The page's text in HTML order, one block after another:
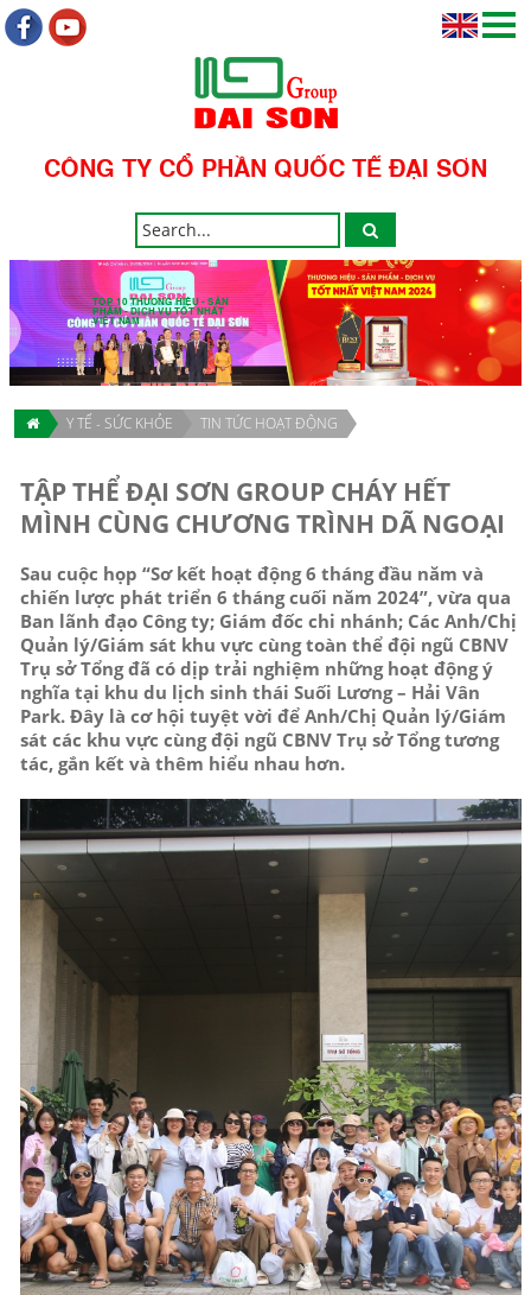
CÔNG TY CỔ PHẦN QUỐC TẾ ĐẠI SƠN
TOP 10 THƯƠNG HIỆU - SẢN
PHẨM - DỊCH VỤ TỐT NHẤT
VIỆT NAM
Y TẾ - SỨC KHỎE TIN TỨC HOẠT ĐỘNG
TẬP THỂ ĐẠI SƠN GROUP CHÁY HẾT
MÌNH CÙNG CHƯƠNG TRÌNH DÃ NGOẠI
Sau cuộc họp “Sơ kết hoạt động 6 tháng đầu năm và
chiến lược phát triển 6 tháng cuối năm 2024”, vừa qua
Ban lãnh đạo Công ty; Giám đốc chi nhánh; Các Anh/Chị
Quản lý/Giám sát khu vực cùng toàn thể đội ngũ CBNV
Trụ sở Tổng đã có dịp trải nghiệm những hoạt động ý
nghĩa tại khu du lịch sinh thái Suối Lương – Hải Vân
Park. Đây là cơ hội tuyệt vời để Anh/Chị Quản lý/Giám
sát các khu vực cùng đội ngũ CBNV Trụ sở Tổng tương
tác, gắn kết và thêm hiểu nhau hơn.